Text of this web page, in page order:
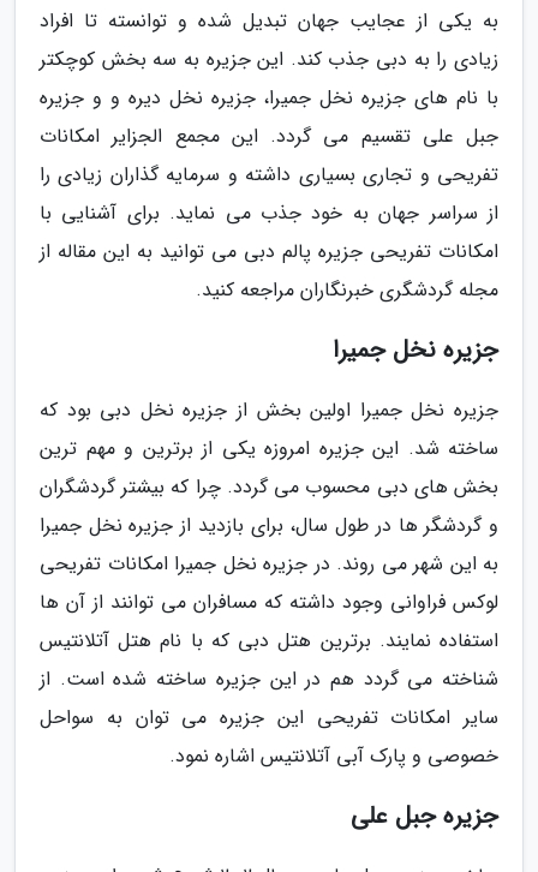
به یکی از عجایب جهان تبدیل شده و توانسته تا افراد
زیادی را به دبی جذب کند. این جزیره به سه بخش کوچکتر
با نام های جزیره نخل جمیرا، جزیره نخل دیره و و جزیره
جبل علی تقسیم می گردد. این مجمع الجزایر امکانات
تفریحی و تجاری بسیاری داشته و سرمایه گذاران زیادی را
از سراسر جهان به خود جذب می نماید. برای آشنایی با
امکانات تفریحی جزیره پالم دبی می توانید به این مقاله از
مجله گردشگری خبرنگاران مراجعه کنید.
جزیره نخل جمیرا
جزیره نخل جمیرا اولین بخش از جزیره نخل دبی بود که
ساخته شد. این جزیره امروزه یکی از برترین و مهم ترین
بخش های دبی محسوب می گردد. چرا که بیشتر گردشگران
و گردشگر ها در طول سال، برای بازدید از جزیره نخل جمیرا
به این شهر می روند. در جزیره نخل جمیرا امکانات تفریحی
لوکس فراوانی وجود داشته که مسافران می توانند از آن ها
استفاده نمایند. برترین هتل دبی که با نام هتل آتلانتیس
شناخته می گردد هم در این جزیره ساخته شده است. از
سایر امکانات تفریحی این جزیره می توان به سواحل
خصوصی و پارک آبی آتلانتیس اشاره نمود.
جزیره جبل علی